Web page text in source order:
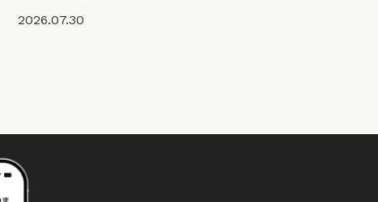
2026.07.30